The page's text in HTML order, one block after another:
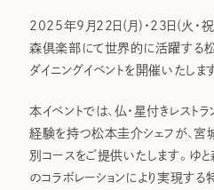
2025年9月22日(月)・23日(火・
森倶楽部にて世界的に活躍する松
ダイニングイベントを開催いたしま
本イベントでは、仏・星付きレス
経験を持つ松本圭介シェフが、宮
別コースをご提供いたします。ゆ
のコラボレーションにより実現する